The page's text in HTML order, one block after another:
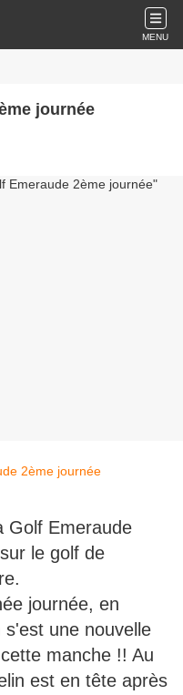
MENU
journée
Golf Emeraude
le golf de
journée, en
une nouvelle
manche !! Au
est en tête après